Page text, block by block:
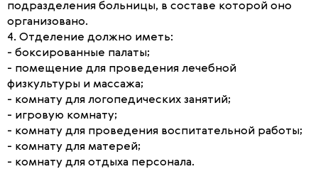
подразделения больницы, в составе которой оно
организовано.
4. Отделение должно иметь:
- боксированные палаты;
- помещение для проведения лечебной
физкультуры и массажа;
- комнату для логопедических занятий;
- игровую комнату;
- комнату для проведения воспитательной работы;
- комнату для матерей;
- комнату для отдыха персонала.